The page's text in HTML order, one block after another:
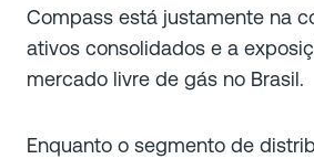
Compass está justamente na
ativos consolidados e a
mercado livre de gás no Brasil.
Enquanto o segmento de